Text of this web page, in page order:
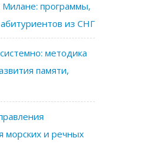
программы,
из СНГ
методика
памяти,
морских и речных